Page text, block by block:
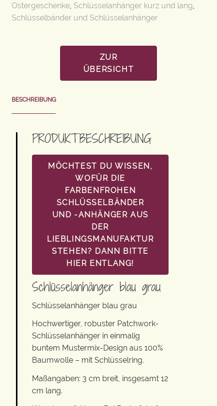
Ostergeschenke Schlüsselanhänger kurz und lang
Schlüsselbänder und Schlüsselanhänger
ZUR
ÜBERSICHT
BESCHREIBUNG
PRODUKTBESCHREIBUNG
MÖCHTEST DU WISSEN,
WOFÜR DIE
FARBENFROHEN
SCHLÜSSELBÄNDER
UND -ANHÄNGER AUS
DER
LIEBLINGSMANUFAKTUR
STEHEN? DANN BITTE
HIER ENTLANG!
Schlüsselanhänger blau grau
Schlüsselanhänger blau grau
Hochwertiger, robuster Patchwork-
Schlüsselanhänger in einmalig
buntem Mustermix-Design aus 100%
Baumwolle – mit Schlüsselring.
Maßangaben: 3 cm breit, insgesamt 12
cm lang.